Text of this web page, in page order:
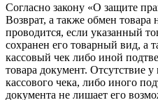
Согласно закону «О защите
Возврат, а также обмен товара
проводится, если указанный
сохранен его товарный вид, а
кассовый чек либо иной
товара документ. Отсутствие
кассового чека, либо иного
документа не лишает его